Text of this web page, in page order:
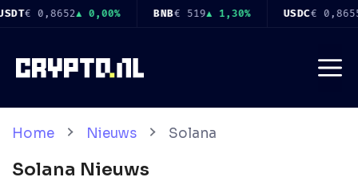
Ga
inhoud
1,30% USDC€ 0,8655 ▲ 0,00% XRP€ 0,8926▼ 0,40%
Home Nieuws Solana
Solana Nieuws